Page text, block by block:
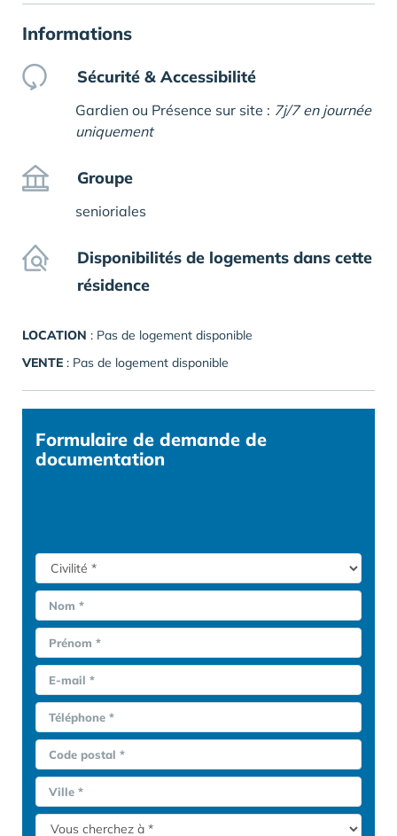
Informations
Sécurité & Accessibilité
Gardien ou Présence sur site : 7j/7 en journée
uniquement
Groupe
senioriales
Disponibilités de logements dans cette
résidence
LOCATION : Pas de logement disponible
VENTE : Pas de logement disponible
Formulaire de demande de
documentation
Nom *
Prénom *
E-mail *
Téléphone *
Code postal *
Ville *